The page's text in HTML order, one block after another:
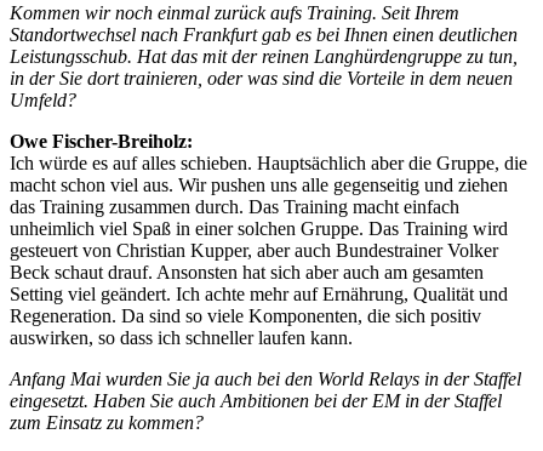
Kommen wir noch einmal zurück aufs Training. Seit Ihrem
Standortwechsel nach Frankfurt gab es bei Ihnen einen deutlichen
Leistungsschub. Hat das mit der reinen Langhürdengruppe zu tun,
in der Sie dort trainieren, oder was sind die Vorteile in dem neuen
Umfeld?
Owe Fischer-Breiholz:
Ich würde es auf alles schieben. Hauptsächlich aber die Gruppe, die
macht schon viel aus. Wir pushen uns alle gegenseitig und ziehen
das Training zusammen durch. Das Training macht einfach
unheimlich viel Spaß in einer solchen Gruppe. Das Training wird
gesteuert von Christian Kupper, aber auch Bundestrainer Volker
Beck schaut drauf. Ansonsten hat sich aber auch am gesamten
Setting viel geändert. Ich achte mehr auf Ernährung, Qualität und
Regeneration. Da sind so viele Komponenten, die sich positiv
auswirken, so dass ich schneller laufen kann.
Anfang Mai wurden Sie ja auch bei den World Relays in der Staffel
eingesetzt. Haben Sie auch Ambitionen bei der EM in der Staffel
zum Einsatz zu kommen?